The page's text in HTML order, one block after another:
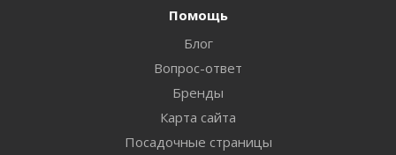
Помощь
Блог
Вопрос-ответ
Бренды
Карта сайта
Посадочные страницы